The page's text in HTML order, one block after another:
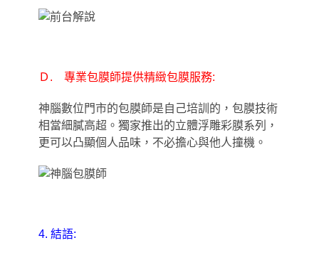
Ｄ. 專業包膜師提供精緻包膜服務:
神腦數位門市的包膜師是自己培訓的 ， 包膜技術
相當細膩高超。獨家推出的立體浮雕彩膜系列，
更可以凸顯個人品味，不必擔心與他人撞機。
4. 結語: